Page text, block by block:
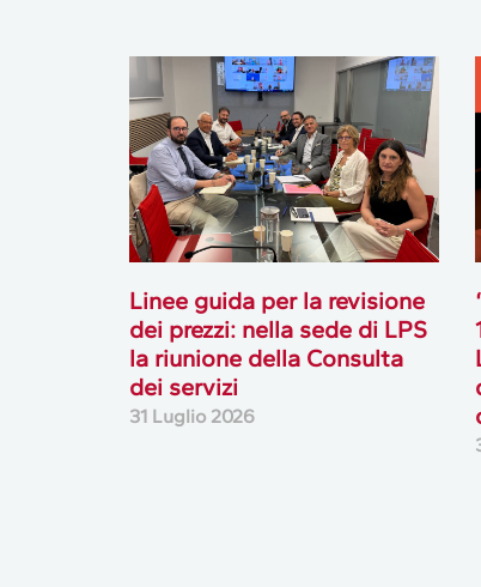
Linee guida per la revisione
dei prezzi: nella sede di LPS
la riunione della Consulta
dei servizi
31 Luglio 2026